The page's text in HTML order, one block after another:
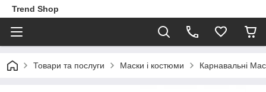
Trend Shop
Товари та послуги Маски і костюми Карнавальні